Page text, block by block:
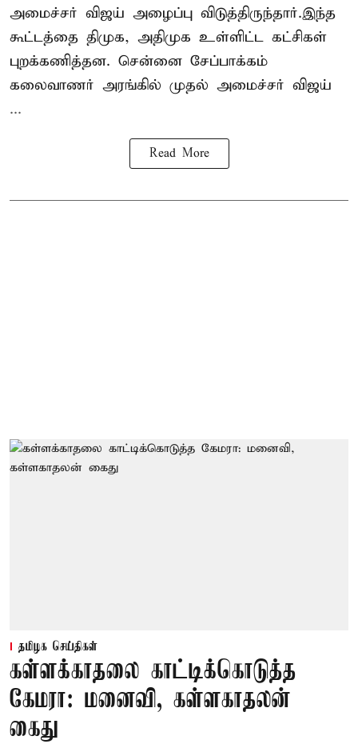
அமைச்சர் விஜய் அழைப்பு விடுத்திருந்தார்.இந்த
கூட்டத்தை திமுக, அதிமுக உள்ளிட்ட கட்சிகள்
புறக்கணித்தன. சென்னை சேப்பாக்கம்
கலைவாணர் அரங்கில் முதல் அமைச்சர் விஜய்
...
Read More
தமிழக செய்திகள்
கள்ளக்காதலை காட்டிக்கொடுத்த
கேமரா: மனைவி, கள்ளகாதலன்
கைது